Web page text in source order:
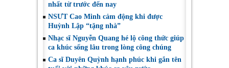
nhất từ trước đến nay
NSƯT Cao Minh cảm động khi được
Huỳnh Lập “tặng nhà”
Nhạc sĩ Nguyễn Quang hé lộ công thức giúp
ca khúc sống lâu trong lòng công chúng
Ca sĩ Duyên Quỳnh hạnh phúc khi gắn tên